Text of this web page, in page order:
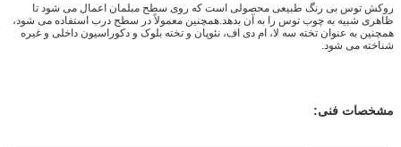
روکش توس بی رنگ طبیعی محصولی است که روی سطح مبلمان اعمال می شود تا
ظاهری شبیه به چوب توس را به آن بدهد.همچنین معمولاً در سطح درب استفاده می شود،
همچنین به عنوان تخته سه لا، ام دی اف، نئوپان و تخته بلوک و دکوراسیون داخلی و غیره
شناخته می شود.
مشخصات فنی: